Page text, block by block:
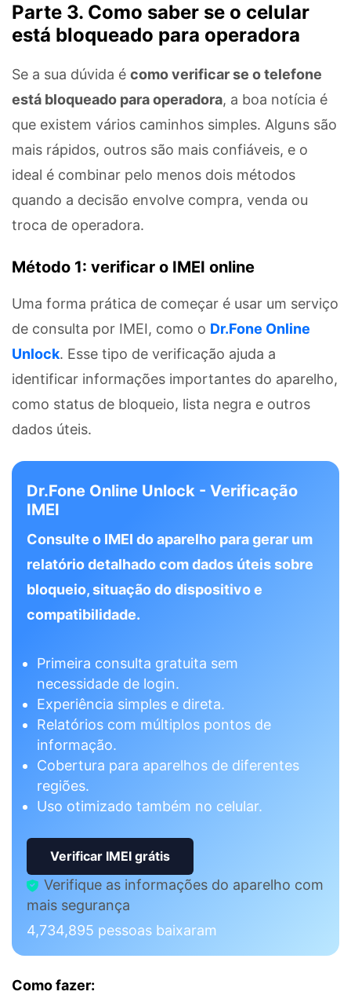
Parte 3. Como saber se o celular
está bloqueado para operadora
Se a sua dúvida é como verificar se o telefone
está bloqueado para operadora, a boa notícia é
que existem vários caminhos simples. Alguns são
mais rápidos, outros são mais confiáveis, e o
ideal é combinar pelo menos dois métodos
quando a decisão envolve compra, venda ou
troca de operadora.
Método 1: verificar o IMEI online
Uma forma prática de começar é usar um serviço
de consulta por IMEI, como o Dr.Fone Online
Unlock. Esse tipo de verificação ajuda a
identificar informações importantes do aparelho,
como status de bloqueio, lista negra e outros
dados úteis.
Dr.Fone Online Unlock - Verificação
IMEI
Consulte o IMEI do aparelho para gerar um
relatório detalhado com dados úteis sobre
bloqueio, situação do dispositivo e
compatibilidade.
Primeira consulta gratuita sem
necessidade de login.
Experiência simples e direta.
Relatórios com múltiplos pontos de
informação.
Cobertura para aparelhos de diferentes
regiões.
Uso otimizado também no celular.
Verificar IMEI grátis
Verifique as informações do aparelho com
mais segurança
4,734,898 pessoas baixaram
Como fazer: